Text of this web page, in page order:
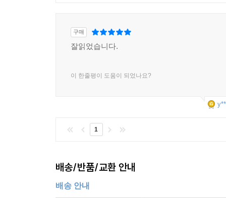
구매
잘읽었습니다.
이 한줄평이 도움이 되었나요?
1
배송/반품/교환 안내
배송 안내